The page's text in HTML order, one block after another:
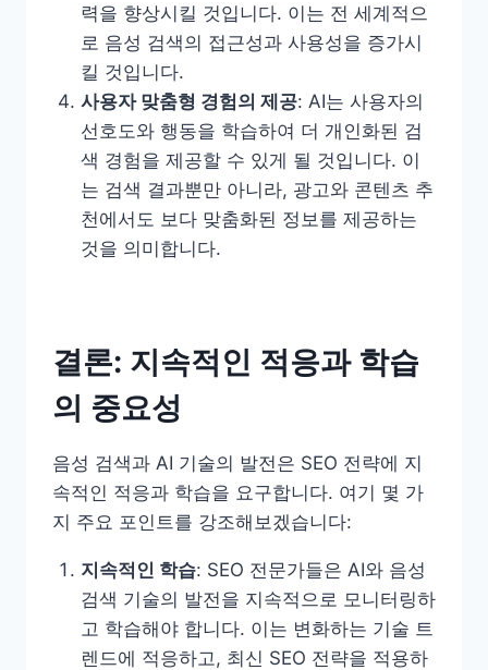
력을 향상시킬 것입니다. 이는 전 세계적으
로 음성 검색의 접근성과 사용성을 증가시
킬 것입니다.
사용자 맞춤형 경험의 제공: AI는 사용자의
선호도와 행동을 학습하여 더 개인화된 검
색 경험을 제공할 수 있게 될 것입니다. 이
는 검색 결과뿐만 아니라, 광고와 콘텐츠 추
천에서도 보다 맞춤화된 정보를 제공하는
것을 의미합니다.
결론: 지속적인 적응과 학습
의 중요성
음성 검색과 AI 기술의 발전은 SEO 전략에 지
속적인 적응과 학습을 요구합니다. 여기 몇 가
지 주요 포인트를 강조해보겠습니다:
지속적인 학습: SEO 전문가들은 AI와 음성
검색 기술의 발전을 지속적으로 모니터링하
고 학습해야 합니다. 이는 변화하는 기술 트
렌드에 적응하고, 최신 SEO 전략을 적용하